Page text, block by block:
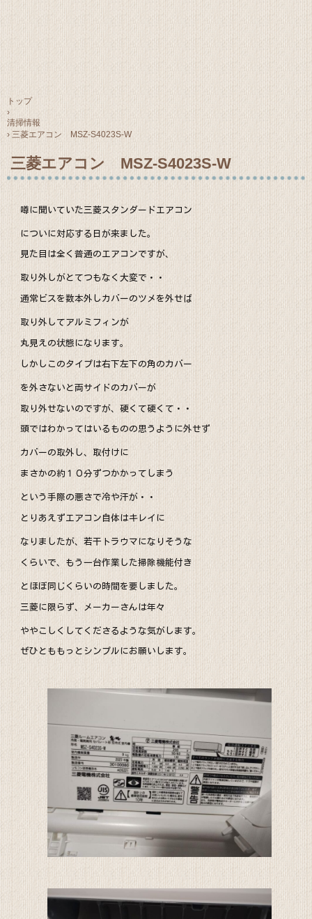
トップ
›
清掃情報
› 三菱エアコン MSZ-S4023S-W
三菱エアコン MSZ-S4023S-W
噂に聞いていた三菱スタンダードエアコン
についに対応する日が来ました。
見た目は全く普通のエアコンですが、
取り外しがとてつもなく大変で・・
通常ビスを数本外しカバーのツメを外せば
取り外してアルミフィンが
丸見えの状態になります。
しかしこのタイプは右下左下の角のカバー
を外さないと両サイドのカバーが
取り外せないのですが、硬くて硬くて・・
頭ではわかってはいるものの思うように外せず
カバーの取外し、取付けに
まさかの約１０分ずつかかってしまう
という手際の悪さで冷や汗が・・
とりあえずエアコン自体はキレイに
なりましたが、若干トラウマになりそうな
くらいで、もう一台作業した掃除機能付き
とほぼ同じくらいの時間を要しました。
三菱に限らず、メーカーさんは年々
ややこしくしてくださるような気がします。
ぜひとももっとシンプルにお願いします。